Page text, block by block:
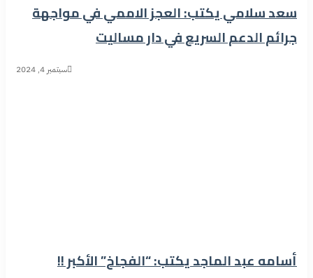
سعد سلامي يكتب: العجز الاممي في مواجهة
جرائم الدعم السريع في دار مساليت
سبتمبر 4, 2024
أسامه عبد الماجد يكتب: “الفجاخ” الأكبر !!